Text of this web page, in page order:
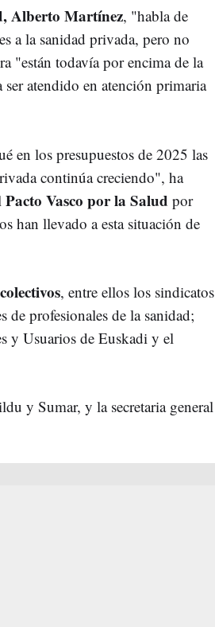
Alberto Martínez, "habla de
a la sanidad privada, pero no
"están todavía por encima de la
ser atendido en atención primaria
en los presupuestos de 2025 las
continúa creciendo", ha
Pacto Vasco por la Salud por
han llevado a esta situación de
, entre ellos los sindicatos
profesionales de la sanidad;
y Usuarios de Euskadi y el
y Sumar, y la secretaria general